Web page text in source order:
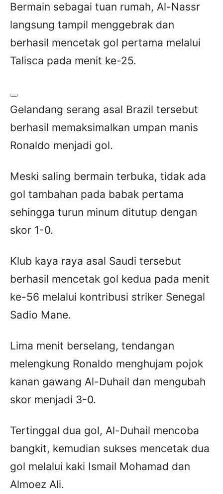
Bermain sebagai tuan rumah, Al-Nassr
langsung tampil menggebrak dan
berhasil mencetak gol pertama melalui
Talisca pada menit ke-25.
Gelandang serang asal Brazil tersebut
berhasil memaksimalkan umpan manis
Ronaldo menjadi gol.
Meski saling bermain terbuka, tidak ada
gol tambahan pada babak pertama
sehingga turun minum ditutup dengan
skor 1-0.
Klub kaya raya asal Saudi tersebut
berhasil mencetak gol kedua pada menit
ke-56 melalui kontribusi striker Senegal
Sadio Mane.
Lima menit berselang, tendangan
melengkung Ronaldo menghujam pojok
kanan gawang Al-Duhail dan mengubah
skor menjadi 3-0.
Tertinggal dua gol, Al-Duhail mencoba
bangkit, kemudian sukses mencetak dua
gol melalui kaki Ismail Mohamad dan
Almoez Ali.